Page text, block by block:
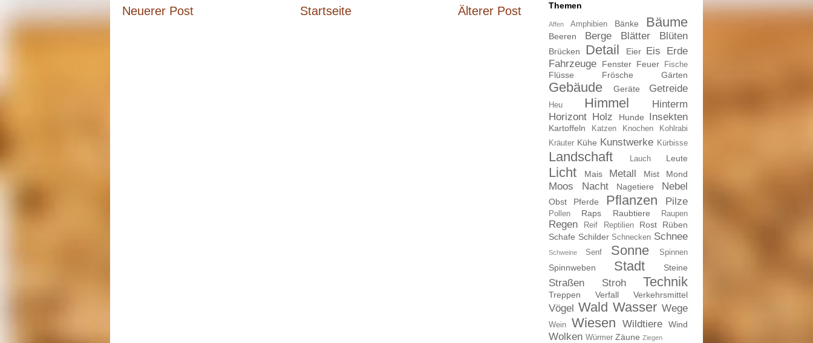
Neuerer Post Älterer Post
Startseite Themen
Affen Amphibien Bänke Bäume
Beeren Berge Blätter Blüten
Brücken Detail Eier Eis
Erde
Fahrzeuge
Fenster Feuer Fische
Flüsse Frösche Gärten
Gebäude Geräte Getreide
Heu Himmel
Hinterm
Horizont Holz Hunde Insekten
Kartoffeln Katzen Knochen
Kohlrabi
Kräuter Kühe Kunstwerke Kürbisse
Landschaft Lauch Leute
Licht Mais Metall Mist Mond
Moos Nacht Nagetiere Nebel
Obst Pferde Pflanzen Pilze
Pollen Raps Raubtiere Raupen
Regen Reif Reptilien Rost
Rüben
Schafe Schilder Schnecken Schnee
Schweine Senf Sonne Spinnen
Spinnweben Stadt Steine
Straßen Stroh Technik
Treppen Verfall Verkehrsmittel
Vögel Wald Wasser Wege
Wein Wiesen Wildtiere Wind
Wolken Würmer Zäune Ziegen